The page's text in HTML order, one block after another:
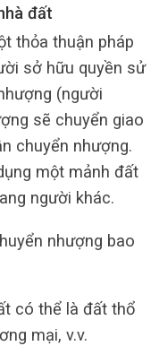
đất
thỏa thuận pháp
sở hữu quyền sử
(người
sẽ chuyển giao
chuyển nhượng.
một mảnh đất
người khác.
nhượng bao
có thể là đất thổ
mại, v.v.